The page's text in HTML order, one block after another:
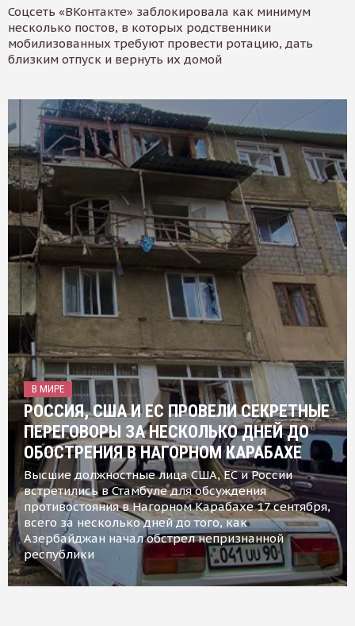
Соцсеть «ВКонтакте» заблокировала как минимум
несколько постов, в которых родственники
мобилизованных требуют провести ротацию, дать
близким отпуск и вернуть их домой
В МИРЕ
РОССИЯ, США И ЕС ПРОВЕЛИ СЕКРЕТНЫЕ
ПЕРЕГОВОРЫ ЗА НЕСКОЛЬКО ДНЕЙ ДО
ОБОСТРЕНИЯ В НАГОРНОМ КАРАБАХЕ
Высшие должностные лица США, ЕС и России
встретились в Стамбуле для обсуждения
противостояния в Нагорном Карабахе 17 сентября,
всего за несколько дней до того, как
Азербайджан начал обстрел непризнанной
республики